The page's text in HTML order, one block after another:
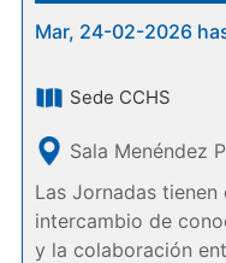
Mar, 24-02-2026
Sede CCHS
Sala Menéndez
Las Jornadas tienen
intercambio de
y la colaboración